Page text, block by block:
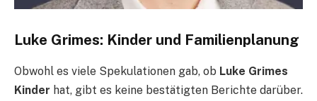
Luke Grimes: Kinder und Familienplanung
Obwohl es viele Spekulationen gab, ob Luke Grimes
Kinder hat, gibt es keine bestätigten Berichte darüber.